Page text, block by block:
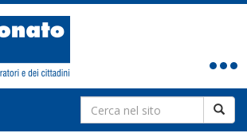
Toggle
Search
for: